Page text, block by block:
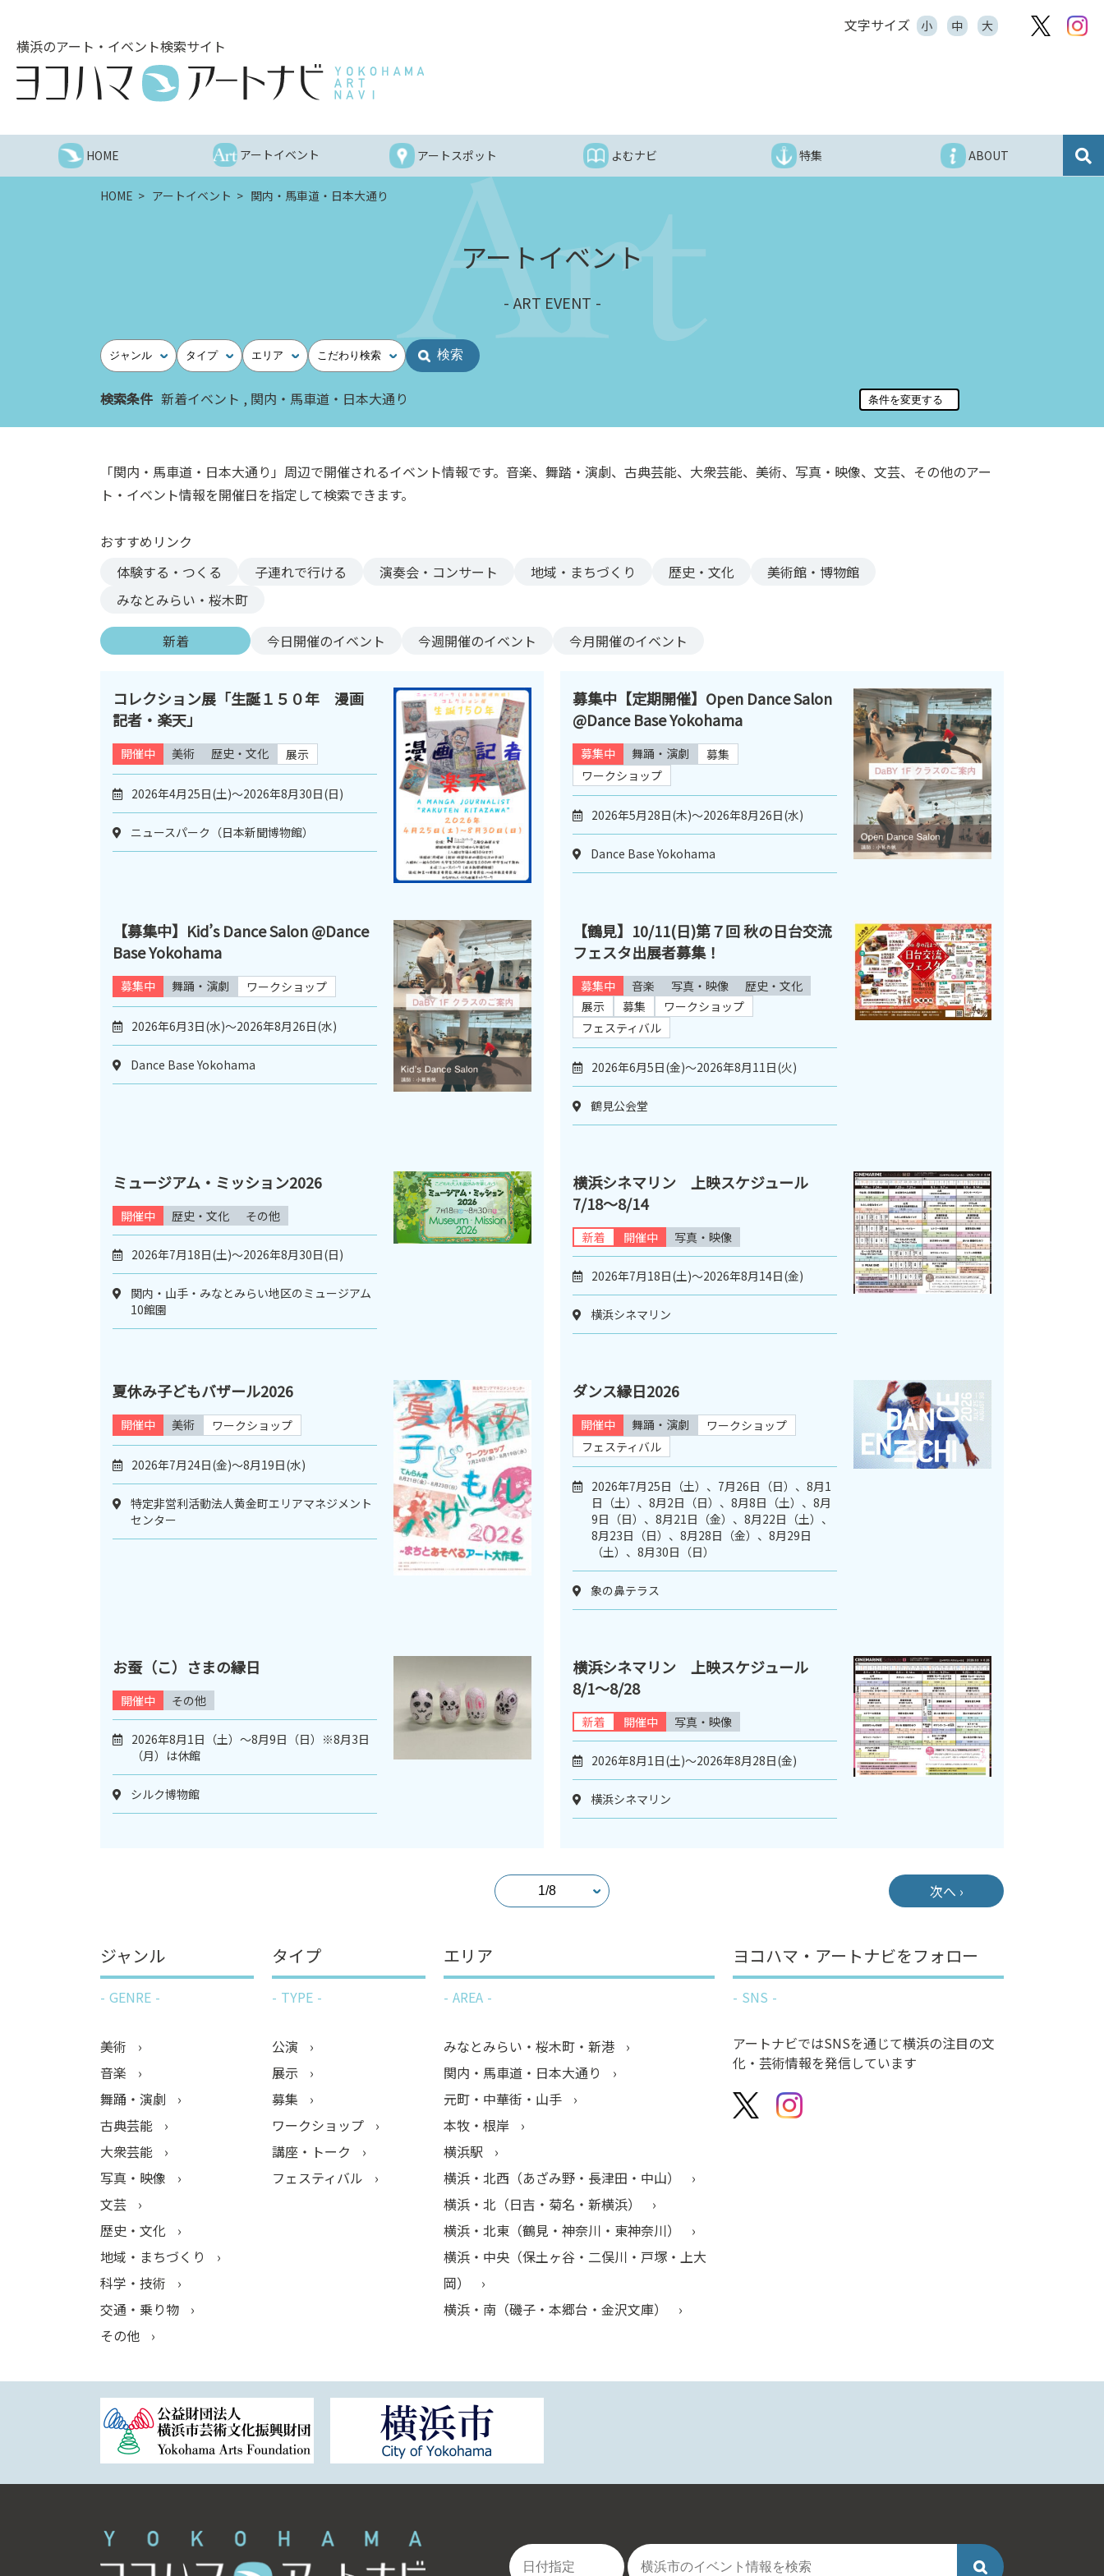
へ
文字サイズ 小 中 大
横浜のアート・イベント検索サイト
HOME アートイベント アートスポット よむナビ 特集 ABOUT
HOME アートイベント 関内・馬車道・日本大通り
アートイベント
ART EVENT
ジャンル タイプ エリア こだわり検索
検索条件 新着イベント 関内・馬車道・日本大通り
「関内・馬車道・日本大通り」周辺で開催されるイベント情報です。音楽、舞踏・演劇、古典芸能、大衆芸能、美術、写真・映像、文芸、その他のアー
ト・イベント情報を開催日を指定して検索できます。
おすすめリンク
体験する・つくる
子連れで行ける 演奏会・コンサート 地域・まちづくり 歴史・文化
美術館・博物館
みなとみらい・桜木町
新着 今日開催のイベント 今週開催のイベント 今月開催のイベント
コレクション展「生誕１５０年 漫画
記者・楽天」
開催中 美術 歴史・文化 展示
2026年4月25日(土)～2026年8月30日(日)
ニュースパーク（日本新聞博物館）
募集中【定期開催】Open Dance Salon
@Dance Base Yokohama
募集中 舞踊・演劇
募集
ワークショップ
2026年5月28日(木)～2026年8月26日(水)
Dance Base Yokohama
【募集中】Kid’s Dance Salon @Dance
Base Yokohama
募集中 舞踊・演劇 ワークショップ
2026年6月3日(水)～2026年8月26日(水)
Dance Base Yokohama
【鶴見】10/11(日)第７回 秋の日台交流
フェスタ出展者募集！
募集中 音楽 写真・映像
歴史・文化
展示
募集
ワークショップ
フェスティバル
2026年6月5日(金)～2026年8月11日(火)
鶴見公会堂
ミュージアム・ミッション2026
開催中 歴史・文化 その他
2026年7月18日(土)～2026年8月30日(日)
関内・山手・みなとみらい地区のミュージアム
10館園
横浜シネマリン 上映スケジュール
7/18～8/14
新着 開催中 写真・映像
2026年7月18日(土)～2026年8月14日(金)
横浜シネマリン
夏休み子どもバザール2026
開催中 美術 ワークショップ
2026年7月24日(金)〜8月19日(水)
特定非営利活動法人黄金町エリアマネジメント
センター
ダンス縁日2026
開催中 舞踊・演劇
ワークショップ
フェスティバル
2026年7月25日（土）、7月26日（日）、8月1
日（土）、8月2日（日）、8月8日（土）、8月
9日（日）、8月21日（金）、8月22日（土）、
8月23日（日）、8月28日（金）、8月29日
（土）、8月30日（日）
象の鼻テラス
お蚕（こ）さまの縁日
開催中 その他
2026年8月1日（土）～8月9日（日）※8月3日
（月）は休館
シルク博物館
横浜シネマリン 上映スケジュール
8/1～8/28
新着 開催中 写真・映像
2026年8月1日(土)～2026年8月28日(金)
横浜シネマリン
次へ ›
ジャンル
GENRE
美術
音楽
舞踊・演劇
古典芸能
大衆芸能
写真・映像
文芸
歴史・文化
地域・まちづくり
科学・技術
交通・乗り物
その他
タイプ
TYPE
公演
展示
募集
ワークショップ
講座・トーク
フェスティバル
エリア
AREA
みなとみらい・桜木町・新港
関内・馬車道・日本大通り
元町・中華街・山手
本牧・根岸
横浜駅
横浜・北西（あざみ野・長津田・中山）
横浜・北（日吉・菊名・新横浜）
横浜・北東（鶴見・神奈川・東神奈川）
横浜・中央（保土ヶ谷・二俣川・戸塚・上大
岡）
横浜・南（磯子・本郷台・金沢文庫）
ヨコハマ・アートナビをフォロー
SNS
アートナビではSNSを通じて横浜の注目の文
化・芸術情報を発信しています